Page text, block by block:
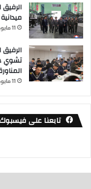
11 مايو، 2026
تشوي
11 مايو، 2026
تابعنا على